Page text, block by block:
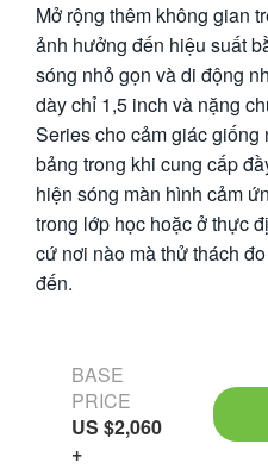
Mở rộng thêm không gian
ảnh hưởng đến hiệu suất
sóng nhỏ gọn và di động
dày chỉ 1,5 inch và nặng
Series cho cảm giác giống
bảng trong khi cung cấp
hiện sóng màn hình cảm
trong lớp học hoặc ở thực
cứ nơi nào mà thử thách
đến.
BASE
PRICE
US $2,060
+